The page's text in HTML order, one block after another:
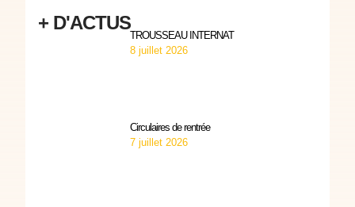
+ D'ACTUS
TROUSSEAU INTERNAT
8 juillet 2026
Circulaires de rentrée
7 juillet 2026